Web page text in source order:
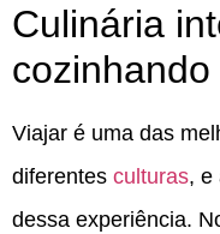
Culinária
Viajar é uma das
diferentes culturas, e
dessa experiência.